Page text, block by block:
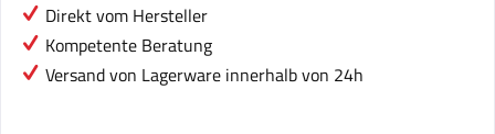
Direkt vom Hersteller
Kompetente Beratung
Versand von Lagerware innerhalb von 24h